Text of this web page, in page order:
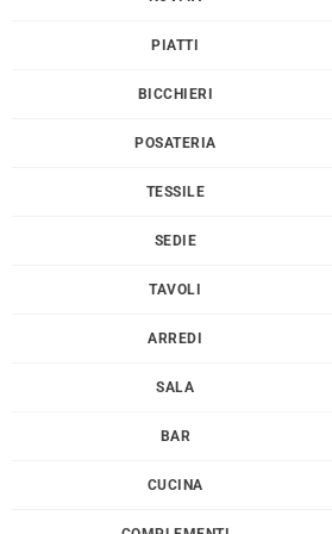
PIATTI
BICCHIERI
POSATERIA
TESSILE
SEDIE
TAVOLI
ARREDI
SALA
BAR
CUCINA